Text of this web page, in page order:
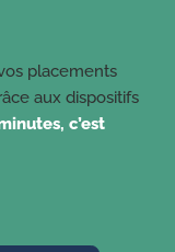
placements
aux dispositifs
c’est